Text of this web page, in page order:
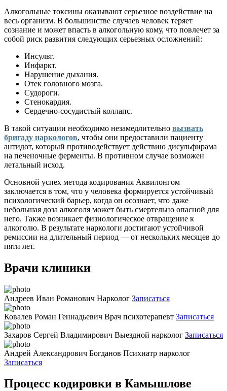
Алкогольные токсины оказывают серьезное воздействие на
весь организм. В большинстве случаев человек теряет
сознание и может впасть в алкогольную кому, что повлечет за
собой риск развития следующих серьезных осложнений:
Инсульт.
Инфаркт.
Нарушение дыхания.
Отек головного мозга.
Судороги.
Стенокардия.
Сердечно-сосудистый коллапс.
В такой ситуации необходимо незамедлительно вызвать
бригаду наркологов, чтобы они предоставили пациенту
антидот, который противодействует действию дисульфирама
на печеночные ферменты. В противном случае возможен
летальный исход.
Основной успех метода кодирования Аквилонгом
заключается в том, что у человека формируется устойчивый
психологический барьер, когда он осознает, что даже
небольшая доза алкоголя может быть смертельно опасной для
него. Также возникает физиологическое отвращение к
алкоголю. В результате наркологи достигают устойчивой
ремиссии на длительный период — от нескольких месяцев до
пяти лет.
Врачи клиники
Андреев Иван Романович Нарколог Записаться
Ковалев Роман Геннадьевич Врач психотерапевт Записаться
Захаров Сергей Владимирович Выездной нарколог Записаться
Андрей Александрович Богданов Психиатр нарколог
Записаться
Процесс кодировки в Камышлове